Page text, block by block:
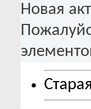
Новая